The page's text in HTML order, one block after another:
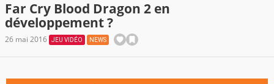
Far Cry Blood Dragon 2 en
développement ?
26 mai 2016 JEU VIDÉO NEWS